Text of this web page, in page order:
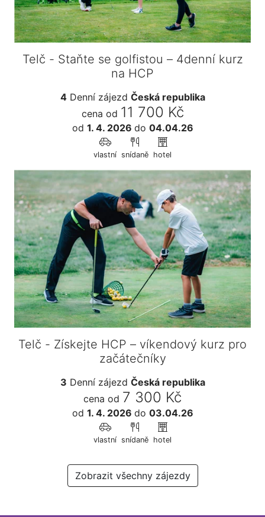
Telč - Staňte se golfistou – 4denní kurz
na HCP
4Denní zájezd Česká republika
cena od 11 700 Kč
od 1. 4. 2026 do 04.04.26
vlastní snídaně hotel
Telč - Získejte HCP – víkendový kurz pro
začátečníky
3 Denní zájezd Česká republika
cena od 7 300 Kč
od 1. 4. 2026 do 03.04.26
vlastní snídaně hotel
Zobrazit všechny zájezdy